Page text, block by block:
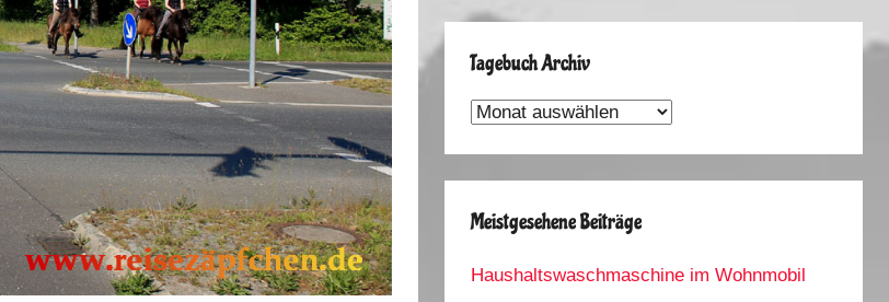
Tagebuch Archiv
Tagebuch
Meistgesehene Beiträge
Haushaltswaschmaschine im Wohnmobil